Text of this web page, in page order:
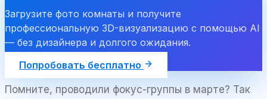
Загрузите фото комнаты и получите
профессиональную 3D-визуализацию с помощью AI
— без дизайнера и долгого ожидания.
Попробовать бесплатно
Помните, проводили фокус-группы в марте? Так